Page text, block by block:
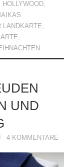
HOLLYWOOD,
LANDKARTE,
,
UND
4 KOMMENTARE